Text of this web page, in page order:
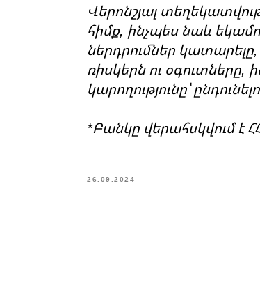
Վերոնշյալ
հիմք, ինչպես նաև
ներդրումներ
ռիսկերն ու
կարողությունը՝
*Բանկը վերահսկվում է
26.09.2024